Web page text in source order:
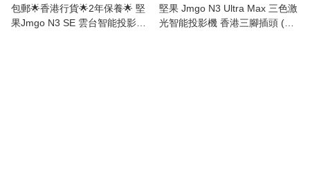
包郵🌟香港行貨🌟2年保養🌟 堅
果Jmgo N3 SE 雲台智能投影機
堅果 Jmgo N3 Ultra Max 三色激
光智能投影機 香港三腳插頭 (預